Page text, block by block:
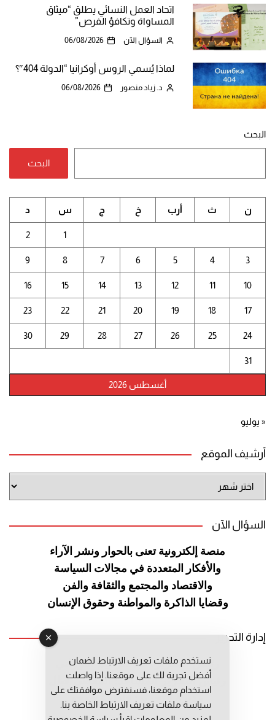
اتحاد العمل النسائي يطلق “ميثاق
المساواة وتكافؤ الفرص”
السؤال الآن 06/08/2026
لماذا يُسمي الروس أوكرانيا “الدولة 404″؟
د. زياد منصور 06/08/2026
البحث
البحث
أغسطس 2026
ن ث أرب خ ج س د
1
2
3
4
5
6
7
8
9
10
11
12
13
14
15
16
17
18
19
20
21
22
23
24
25
26
27
28
29
30
31
« يوليو
أرشيف الموقع
الموقع
السؤال الآن
منصة إلكترونية تعنى بالحوار ونشر الآراء
والأفكار المتعددة في مجالات السياسة
والاقتصاد والمجتمع والثقافة والفن
وقضايا الذاكرة والمواطنة وحقوق الإنسان
إدارة التحرير
رئيس التحرير: عبد الرحيم التوراني
رئيس التحرير المساعد: المعطي قبال
مديرة التحرير: فاطمة حوحو
نستخدم ملفات تعريف الارتباط لضمان
أفضل تجربة لك على موقعنا. إذا واصلت
استخدام موقعنا، فسنفترض موافقتك على
سياسة ملفات تعريف الارتباط الخاصة بنا.